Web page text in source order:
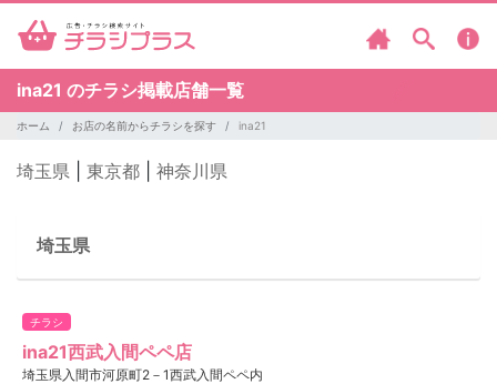
ina21 のチラシ掲載店舗一覧
ホーム お店の名前からチラシを探す ina21
埼玉県 東京都 神奈川県
埼玉県
チラシ
ina21西武入間ペペ店
埼玉県入間市河原町2－1西武入間ペペ内